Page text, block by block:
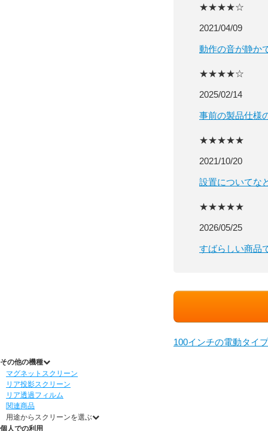
★★★★☆
2021/04/09
動作の音が静か
★★★★☆
2025/02/14
事前の製品仕様
★★★★★
2021/10/20
設置についてな
★★★★★
2026/05/25
すばらしい商品
100インチの電動タイ
その他の機種
マグネットスクリーン
リア投影スクリーン
リア透過フィルム
関連商品
用途からスクリーンを選ぶ
個人での利用